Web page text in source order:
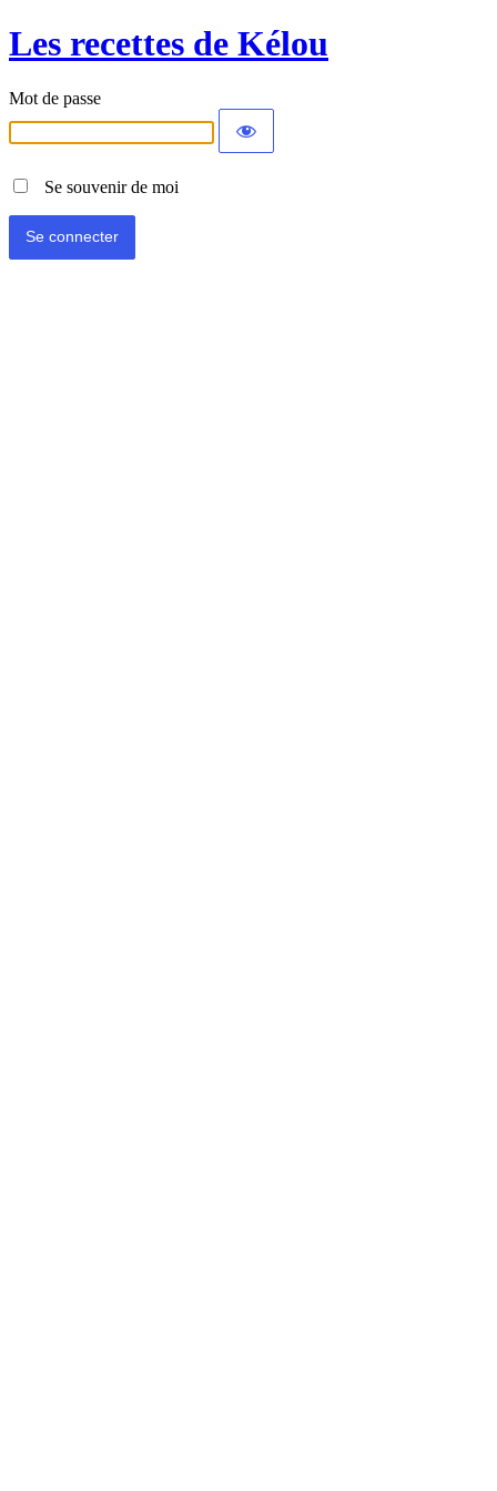
Les recettes de Kélou
Mot de passe
Se souvenir de moi